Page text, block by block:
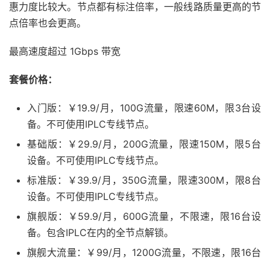
惠力度比较大。节点都有标注倍率，一般线路质量更高的节
点倍率也会更高。
最高速度超过 1Gbps 带宽
套餐价格：
入门版：￥19.9/月，100G流量，限速60M，限3台设
备。不可使用IPLC专线节点。
基础版：￥29.9/月，200G流量，限速150M，限5台
设备。不可使用IPLC专线节点。
标准版：￥39.9/月，350G流量，限速300M，限8台
设备。不可使用IPLC专线节点。
旗舰版：￥59.9/月，600G流量，不限速，限16台设
备。包含IPLC在内的全节点解锁。
旗舰大流量：￥99/月，1200G流量，不限速，限16台